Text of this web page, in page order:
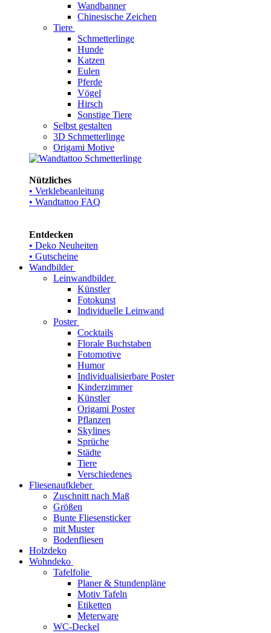
Wandbanner
Chinesische Zeichen
Tiere
Schmetterlinge
Hunde
Katzen
Eulen
Pferde
Vögel
Hirsch
Sonstige Tiere
Selbst gestalten
3D Schmetterlinge
Origami Motive
Nützliches
• Verklebeanleitung
• Wandtattoo FAQ
Entdecken
• Deko Neuheiten
• Gutscheine
Wandbilder
Leinwandbilder
Künstler
Fotokunst
Individuelle Leinwand
Poster
Cocktails
Florale Buchstaben
Fotomotive
Humor
Individualisierbare Poster
Kinderzimmer
Künstler
Origami Poster
Pflanzen
Skylines
Sprüche
Städte
Tiere
Verschiedenes
Fliesenaufkleber
Zuschnitt nach Maß
Größen
Bunte Fliesensticker
mit Muster
Bodenfliesen
Holzdeko
Wohndeko
Tafelfolie
Planer & Stundenpläne
Motiv Tafeln
Etiketten
Meterware
WC-Deckel